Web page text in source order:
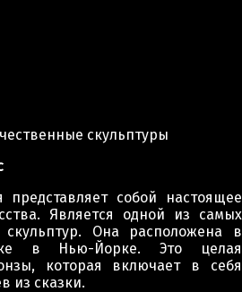
скульптуры
представляет собой настоящее
Является одной из самых
Она расположена в
в Нью-Йорке. Это целая
которая включает в себя
из сказки.